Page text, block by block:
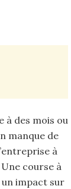
à des mois ou
manque de
à
course à
impact sur